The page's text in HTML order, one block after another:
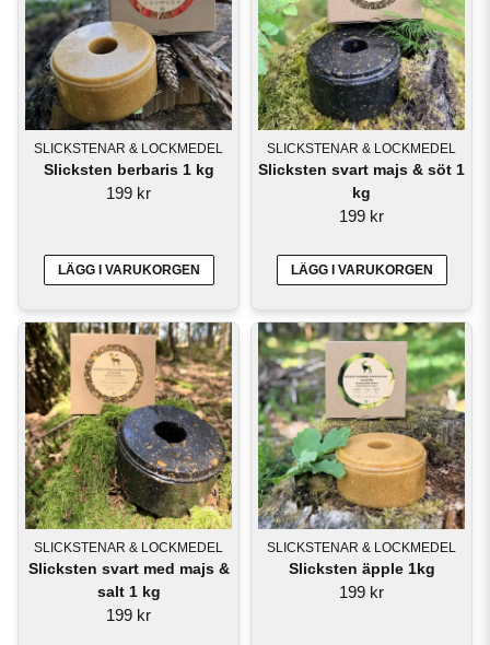
De som är väldigt populär är "mot" rådjur och vildsvin, fungerar alldeles
utmärkt.
Det är ju ganska väl känt att vildsvinen förstör en hel del på våra tomter,
framför allt i södra Sverige.
SLICKSTENAR & LOCKMEDEL
Slicksten berbaris 1 kg
199 kr
LÄGG I VARUKORGEN
SLICKSTENAR & LOCKMEDEL
Slicksten svart majs & söt 1
kg
199 kr
LÄGG I VARUKORGEN
SLICKSTENAR & LOCKMEDEL
Slicksten svart med majs &
salt 1 kg
199 kr
SLICKSTENAR & LOCKMEDEL
Slicksten äpple 1kg
199 kr